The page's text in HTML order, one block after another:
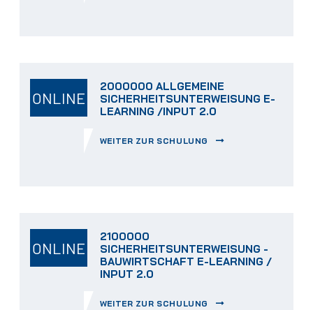
ONLINE
2000000 ALLGEMEINE
SICHERHEITSUNTERWEISUNG E-
LEARNING /INPUT 2.0
WEITER ZUR SCHULUNG
ONLINE
2100000
SICHERHEITSUNTERWEISUNG -
BAUWIRTSCHAFT E-LEARNING /
INPUT 2.0
WEITER ZUR SCHULUNG